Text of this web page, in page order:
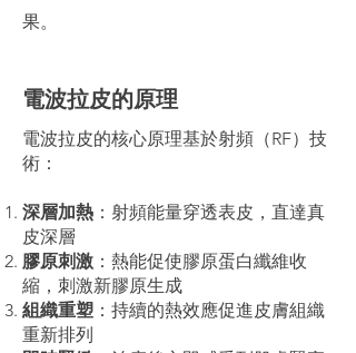
果。
電波拉皮的原理
電波拉皮的核心原理基於射頻（RF）技
術：
深層加熱 ：射頻能量穿透表皮，直達真
皮深層
膠原刺激 ：熱能促使膠原蛋白纖維收
縮，刺激新膠原生成
組織重塑 ：持續的熱效應促進皮膚組織
重新排列